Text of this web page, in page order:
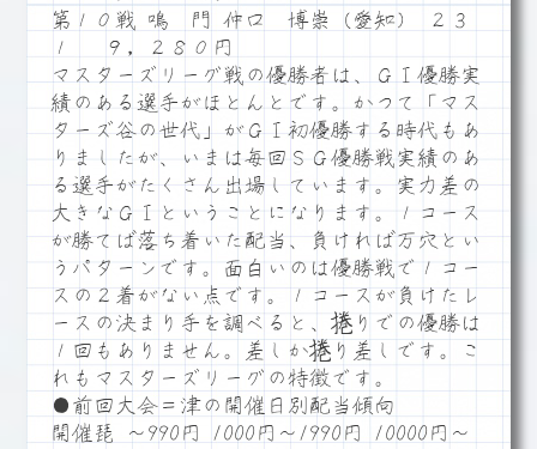
第１０戦 鳴 門 仲口 博崇（愛知） ２３
１ ９，２８０円
マスターズリーグ戦の優勝者は、ＧⅠ優勝実
績のある選手がほとんとです。かつて「マス
ターズ谷の世代」がＧⅠ初優勝する時代もあ
りましたが、いまは毎回ＳＧ優勝戦実績のあ
る選手がたくさん出場しています。実力差の
大きなＧⅠということになります。１コース
が勝てば落ち着いた配当、負ければ万穴とい
うパターンです。面白いのは優勝戦で１コー
スの２着がない点です。１コースが負けたレ
ースの決まり手を調べると、捲りでの優勝は
１回もありません。差しか捲り差しです。こ
れもマスターズリーグの特徴です。
●前回大会＝津の開催日別配当傾向
開催琵 ～990円 1000円～1990円 10000円～